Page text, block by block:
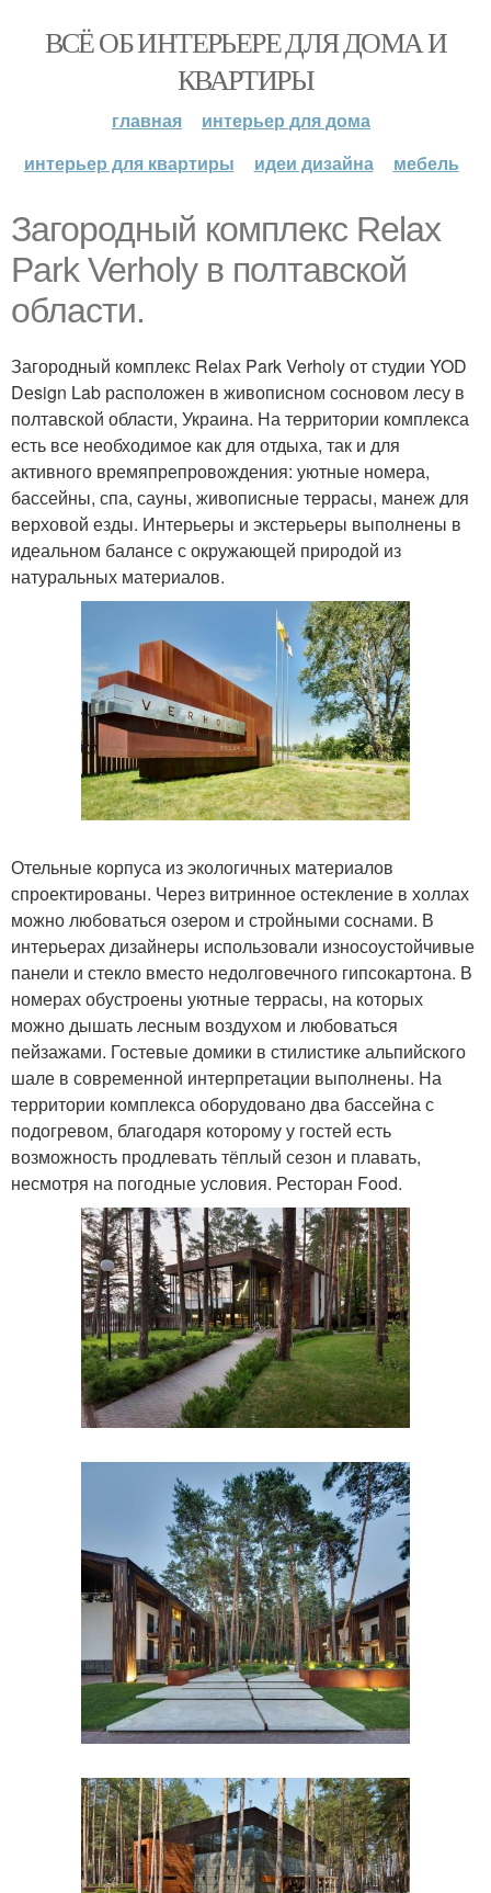
ВСЁ ОБ ИНТЕРЬЕРЕ ДЛЯ ДОМА И
КВАРТИРЫ
главная
интерьер для дома
интерьер для квартиры
идеи дизайна мебель
Загородный комплекс Relax
Park Verholy в полтавской
области.
Загородный комплекс Relax Park Verholy от студии YOD
Dеsign Lab расположен в живописном сосновом лесу в
полтавской области, Украина. На территории комплекса
есть все необходимое как для отдыха, так и для
активного времяпрепровождения: уютные номера,
бассейны, спа, сауны, живописные террасы, манеж для
верховой езды. Интерьеры и экстерьеры выполнены в
идеальном балансе с окружающей природой из
натуральных материалов.
Отельные корпуса из экологичных материалов
спроектированы. Через витринное остекление в холлах
можно любоваться озером и стройными соснами. В
интерьерах дизайнеры использовали износоустойчивые
панели и стекло вместо недолговечного гипсокартона. В
номерах обустроены уютные террасы, на которых
можно дышать лесным воздухом и любоваться
пейзажами. Гостевые домики в стилистике альпийского
шале в современной интерпретации выполнены. На
территории комплекса оборудовано два бассейна с
подогревом, благодаря которому у гостей есть
возможность продлевать тёплый сезон и плавать,
несмотря на погодные условия. Ресторан Food.